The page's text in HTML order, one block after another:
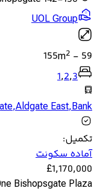
UOL Group
59
-
155m2
1,2,3
,Aldgate East,Bank
تکمیل:
آماده سکونت
£1,170,000